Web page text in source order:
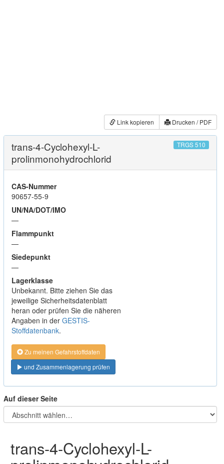
Link kopieren Drucken / PDF
trans-4-Cyclohexyl-L-
prolinmonohydrochlorid
TRGS 510
CAS-Nummer
90657-55-9
UN/NA/DOT/IMO
—
Flammpunkt
—
Siedepunkt
—
Lagerklasse
Unbekannt. Bitte ziehen Sie das
jeweilige Sicherheitsdatenblatt
heran oder prüfen Sie die näheren
Angaben in der GESTIS-
Stoffdatenbank.
Zu meinen Gefahrstoffdaten
und Zusammenlagerung prüfen
Auf dieser Seite
trans-4-Cyclohexyl-L-